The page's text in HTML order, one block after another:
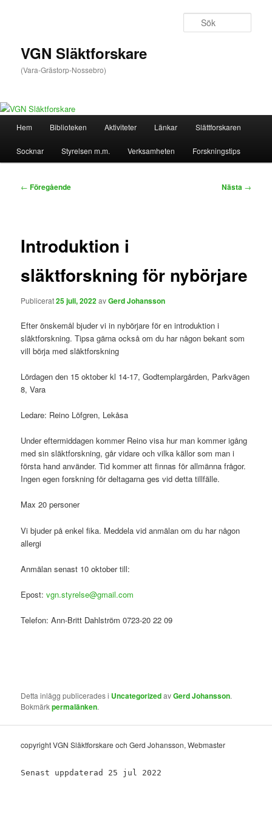
VGN Släktforskare
(Vara-Grästorp-Nossebro)
Hem Biblioteken Aktiviteter Länkar Slättforskaren
Socknar Styrelsen m.m. Verksamheten Forskningstips
Inläggsnavigering
← Föregående Nästa →
Introduktion i
släktforskning för nybörjare
Publicerat25 juli, 2022avGerd Johansson
Efter önskemål bjuder vi in nybörjare för en introduktion i
släktforskning. Tipsa gärna också om du har någon bekant som
vill börja med släktforskning
Lördagen den 15 oktober kl 14-17, Godtemplargården, Parkvägen
8, Vara
Ledare: Reino Löfgren, Lekåsa
Under eftermiddagen kommer Reino visa hur man kommer igång
med sin släktforskning, går vidare och vilka källor som man i
första hand använder. Tid kommer att finnas för allmänna frågor.
Ingen egen forskning för deltagarna ges vid detta tillfälle.
Max 20 personer
Vi bjuder på enkel fika. Meddela vid anmälan om du har någon
allergi
Anmälan senast 10 oktober till:
Epost:vgn.styrelse@gmail.com
Telefon: Ann-Britt Dahlström 0723-20 22 09
Detta inlägg publicerades i UncategorizedavGerd Johansson.
Bokmärkpermalänken.
copyright VGN Släktforskare och Gerd Johansson, Webmaster
Senast uppdaterad 25 jul 2022